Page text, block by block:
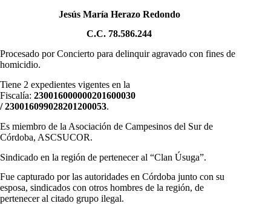
Jesús María Herazo Redondo
C.C. 78.586.244
Procesado por Concierto para delinquir agravado con fines de
homicidio.
Tiene 2 expedientes vigentes en la
Fiscalía: 230016000000201600030
/ 230016099028201200053.
Es miembro de la Asociación de Campesinos del Sur de
Córdoba, ASCSUCOR.
Sindicado en la región de pertenecer al “Clan Úsuga”.
Fue capturado por las autoridades en Córdoba junto con su
esposa, sindicados con otros hombres de la región, de
pertenecer al citado grupo ilegal.